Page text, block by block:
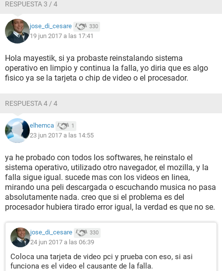
RESPUESTA 3 / 4
jose_di_cesare 330
19 jun 2017 a las 17:41
Hola mayestik, si ya probaste reinstalando sistema
operativo en limpio y continua la falla, yo diria que es algo
fisico ya se la tarjeta o chip de video o el procesador.
RESPUESTA 4 / 4
elhemca 1
23 jun 2017 a las 14:55
ya he probado con todos los softwares, he reinstalo el
sistema operativo, utilizado otro navegador, el mozilla, y la
falla sigue igual. sucede mas con los videos en linea,
mirando una peli descargada o escuchando musica no pasa
absolutamente nada. creo que si el problema es del
procesador hubiera tirado error igual, la verdad es que no se.
jose_di_cesare 330
24 jun 2017 a las 06:39
Coloca una tarjeta de video pci y prueba con eso, si asi
funciona es el video el causante de la falla.